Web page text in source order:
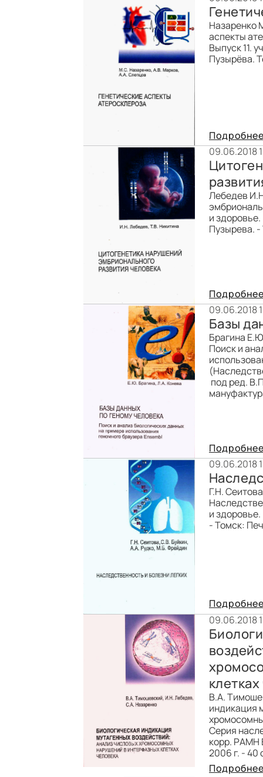
Назаренко
аспекты
Выпуск 11.
Пузырёва.
09.06.2018
Лебедев
и
Пузырева. -
09.06.2018
Базы
Брагина
Поиск и
под ред.
09.06.2018
Г.Н.
и
- Томск:
09.06.2018
В.А.
индикация
Серия
корр. РАМН
2006 г. - 40